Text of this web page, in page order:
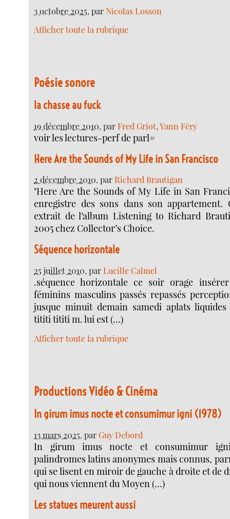
3 octobre 2025, parNicolas Losson
Afficher toute la rubrique
Poésie sonore
la chasse au fuck
19 décembre 2010, parFred Griot,Yann Féry
voir les lectures-perf de parl#
Here Are the Sounds of My Life in San Francisco
2 décembre 2010, par Richard Brautigan
"Here Are the Sounds of My Life in San
enregistre des sons dans son appartement.
extrait de l’album Listening to Richard
2005 chez Collector’s Choice.
Séquence horizontale
25 juillet 2010, parLucille Calmel
.séquence horizontale ce soir orage
féminins masculins passés repassés
jusque minuit demain samedi aplats
tititi tititi m. lui est (…)
Afficher toute la rubrique
Productions Vidéo & Cinéma
In girum imus nocte et consumimur igni (1978)
13 mars 2025, par Guy Debord
In girum imus nocte et consumimur
palindromes latins anonymes mais connus,
qui se lisent en miroir de gauche à droite et de
qui nous viennent du Moyen (…)
Les statues meurent aussi